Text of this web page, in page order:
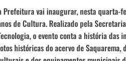
Prefeitura vai inaugurar, nesta quarta-
de Cultura. Realizado pela
o evento conta a história das
históricas do acervo de Saquarema,